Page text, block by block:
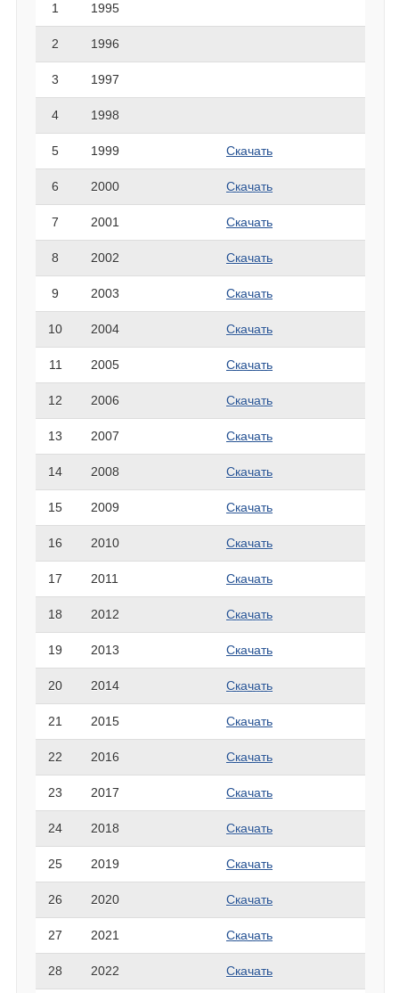
1 1995
2 1996
3 1997
4 1998
5 1999 Скачать
6 2000 Скачать
7 2001 Скачать
8 2002 Скачать
9 2003 Скачать
10 2004 Скачать
11 2005 Скачать
12 2006 Скачать
13 2007 Скачать
14 2008 Скачать
15 2009 Скачать
16 2010 Скачать
17 2011 Скачать
18 2012 Скачать
19 2013 Скачать
20 2014 Скачать
21 2015 Скачать
22 2016 Скачать
23 2017 Скачать
24 2018 Скачать
25 2019 Скачать
26 2020 Скачать
27 2021 Скачать
28 2022 Скачать